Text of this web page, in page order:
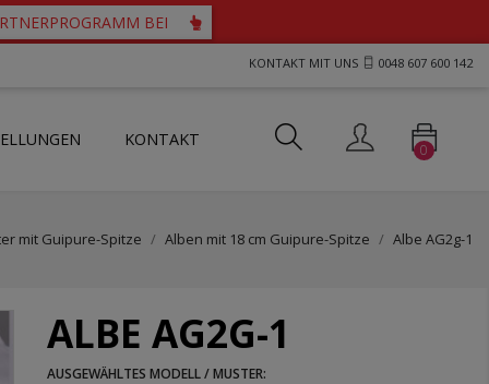
BEI
KONTAKT MIT UNS 0048 607 600 142
KONTAKT
0
mit Guipure-Spitze Alben mit 18 cm Guipure-Spitze Albe AG2g-1
ALBE AG2G-1
AUSGEWÄHLTES MODELL / MUSTER: